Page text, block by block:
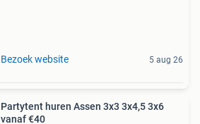
Bezoek website 5 aug 26
Partytent huren Assen 3x3 3x4,5 3x6
vanaf €40